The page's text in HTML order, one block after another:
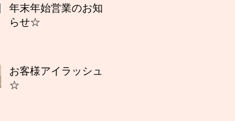
年末年始営業のお知
らせ☆
お客様アイラッシュ
☆